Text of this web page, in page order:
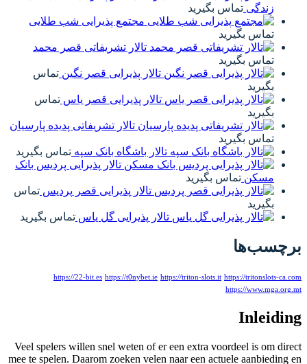
زندگی تماس بگیرید
مجتمع پذیرایی شب طلایی
تماس بگیرید
تالار تشریفاتی قصر محمد
تماس بگیرید
تالار پذیرایی قصر نگین تماس
بگیرید
تالار پذیرایی قصر یاس تماس
بگیرید
تالار تشریفاتی پدیده پارسیان
تماس بگیرید
تالار باشگاه بانک سپه تماس بگیرید
تالار پذیرایی پردیس بانک
مسکن تماس بگیرید
تالار پذیرایی قصر پردیس تماس
بگیرید
تالار پذیرایی گل یاس تماس بگیرید
برچسب‌ها
https://22-bit.es https://t0nybet.ie https://triton-slots.it https://tritonslots-ca.com
https://www.mga.org.mt
Inleiding
Veel spelers willen snel weten of er een extra voordeel is om direct
mee te spelen. Daarom zoeken velen naar een actuele aanbieding en